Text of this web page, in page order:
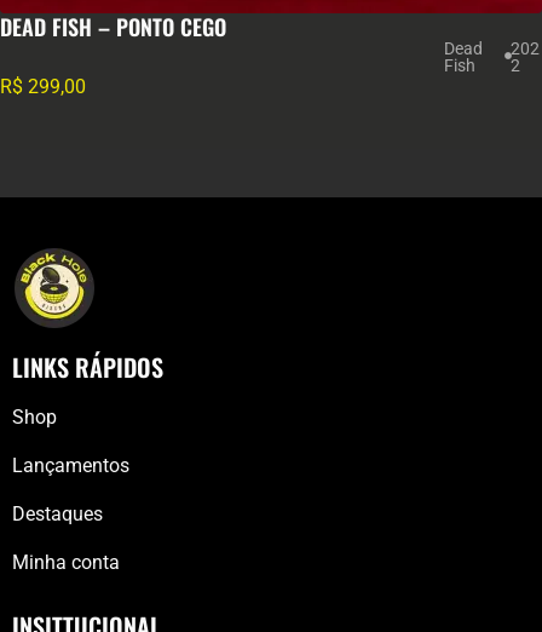
DEAD FISH – PONTO CEGO
Dead
Fish
202
2
R$ 299,00
LINKS RÁPIDOS
Shop
Lançamentos
Destaques
Minha conta